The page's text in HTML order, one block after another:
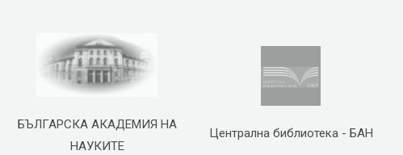
БЪЛГАРСКА АКАДЕМИЯ НА
НАУКИТЕ
Централна библиотека - БАН